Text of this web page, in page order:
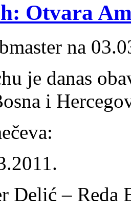
Otvara
na
je danas
i
Delić – Reda